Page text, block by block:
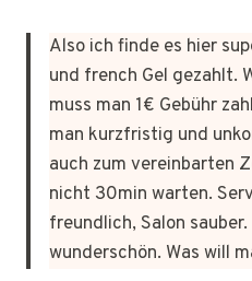
Also ich finde es hier
und french Gel gezahlt.
muss man 1€ Gebühr
man kurzfristig und
auch zum vereinbarten
nicht 30min warten.
freundlich, Salon
wunderschön. Was will